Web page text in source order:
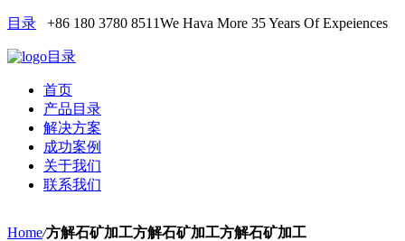
目录 +86 180 3780 8511We Hava More 35 Years Of Expeiences
目录
首页
产品目录
解决方案
成功案例
关于我们
联系我们
Home/方解石矿加工方解石矿加工方解石矿加工